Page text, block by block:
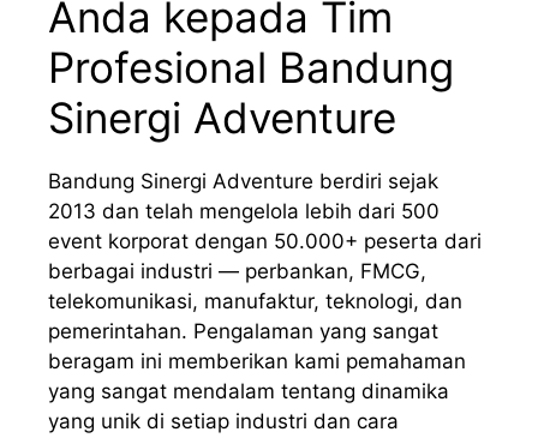
Anda kepada Tim
Profesional Bandung
Sinergi Adventure
Bandung Sinergi Adventure berdiri sejak
2013 dan telah mengelola lebih dari 500
event korporat dengan 50.000+ peserta dari
berbagai industri — perbankan, FMCG,
telekomunikasi, manufaktur, teknologi, dan
pemerintahan. Pengalaman yang sangat
beragam ini memberikan kami pemahaman
yang sangat mendalam tentang dinamika
yang unik di setiap industri dan cara